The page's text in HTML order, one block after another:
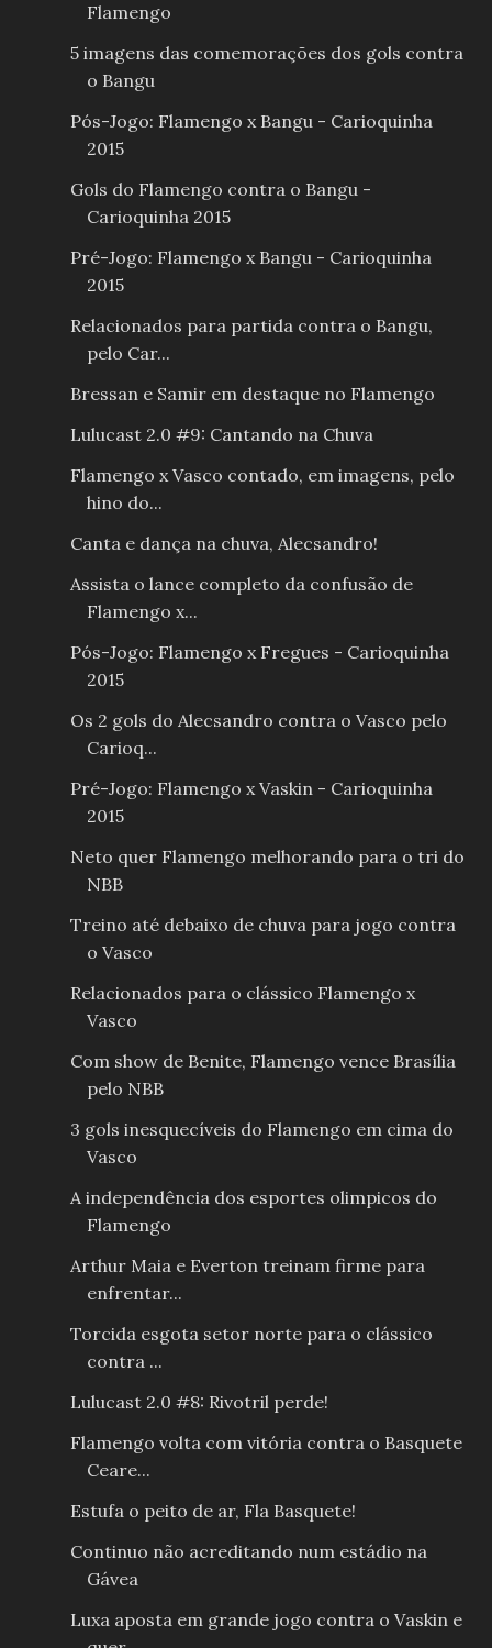
Flamengo
5 imagens das comemorações dos gols contra
o Bangu
Pós-Jogo: Flamengo x Bangu - Carioquinha
2015
Gols do Flamengo contra o Bangu -
Carioquinha 2015
Pré-Jogo: Flamengo x Bangu - Carioquinha
2015
Relacionados para partida contra o Bangu,
pelo Car...
Bressan e Samir em destaque no Flamengo
Lulucast 2.0 #9: Cantando na Chuva
Flamengo x Vasco contado, em imagens, pelo
hino do...
Canta e dança na chuva, Alecsandro!
Assista o lance completo da confusão de
Flamengo x...
Pós-Jogo: Flamengo x Fregues - Carioquinha
2015
Os 2 gols do Alecsandro contra o Vasco pelo
Carioq...
Pré-Jogo: Flamengo x Vaskin - Carioquinha
2015
Neto quer Flamengo melhorando para o tri do
NBB
Treino até debaixo de chuva para jogo contra
o Vasco
Relacionados para o clássico Flamengo x
Vasco
Com show de Benite, Flamengo vence Brasília
pelo NBB
3 gols inesquecíveis do Flamengo em cima do
Vasco
A independência dos esportes olimpicos do
Flamengo
Arthur Maia e Everton treinam firme para
enfrentar...
Torcida esgota setor norte para o clássico
contra ...
Lulucast 2.0 #8: Rivotril perde!
Flamengo volta com vitória contra o Basquete
Ceare...
Estufa o peito de ar, Fla Basquete!
Continuo não acreditando num estádio na
Gávea
Luxa aposta em grande jogo contra o Vaskin e